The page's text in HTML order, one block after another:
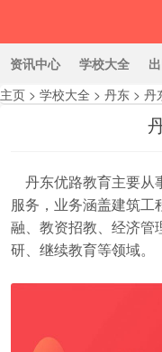
资讯中心 学校大全
主页 > 学校大全 > 丹东 > 丹
丹东优路教育主要从
服务，业务涵盖建筑工
融、教资招教、经济管
研、继续教育等领域。